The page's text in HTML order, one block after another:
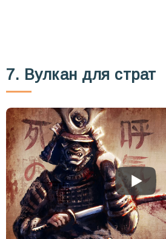
7. Вулкан для страт